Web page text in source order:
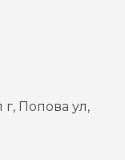
г, Попова ул,